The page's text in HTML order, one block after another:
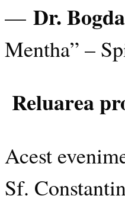
— Dr.
Mentha” –
Reluarea
Acest
Sf.